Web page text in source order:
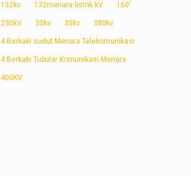
132kv 132menara listrik kV 160'
230kV 33kv 35kv 380kv
4 Berkaki sudut Menara Telekomunikasi
4 Berkaki Tubular Komunikasi Menara
400KV